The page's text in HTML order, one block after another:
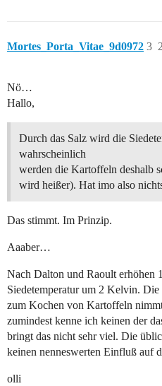
Mortes_Porta_Vitae_9d0972 3
Nö…
Hallo,
Durch das Salz wird die
wahrscheinlich
werden die Kartoffeln deshalb
wird heißer). Hat imo also
Das stimmt. Im Prinzip.
Aaaber…
Nach Dalton und Raoult erhöhen
Siedetemperatur um 2 Kelvin.
zum Kochen von Kartoffeln
zumindest kenne ich keinen der
bringt das nicht sehr viel. Die
keinen nenneswerten Einfluß auf
olli